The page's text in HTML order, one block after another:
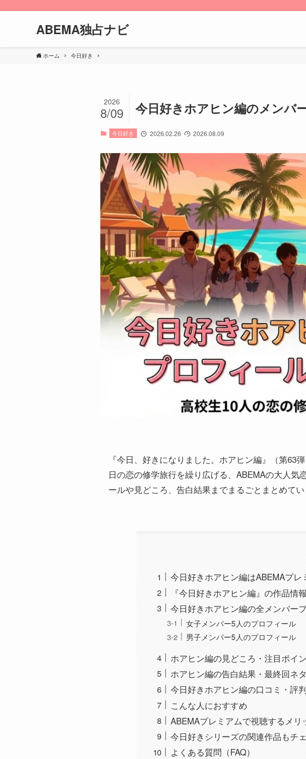
ABEMA独占ナビ
ホーム 今日好き
今日好きホアヒン編のメンバ
2026
8/09
今日好き 2026.02.26 2026.08.09
『今日、好きになりました。ホアヒン編』（第63
日の恋の修学旅行を繰り広げる、ABEMAの大人
ールや見どころ、告白結果までまるごとまとめてい
今日好きホアヒン編はABEMAプレ
『今日好きホアヒン編』の作品情報
今日好きホアヒン編の全メンバー
女子メンバー5人のプロフィール
男子メンバー5人のプロフィール
ホアヒン編の見どころ・注目ポイ
ホアヒン編の告白結果・最終回ネ
今日好きホアヒン編の口コミ・評判
こんな人におすすめ
ABEMAプレミアムで視聴するメリ
今日好きシリーズの関連作品もチ
よくある質問（FAQ）